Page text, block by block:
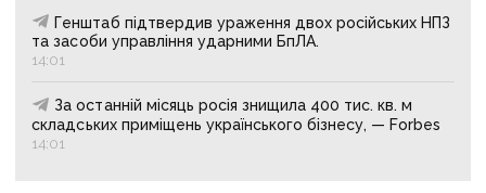
Генштаб підтвердив ураження двох російських НПЗ
та засоби управління ударними БпЛА.
14:01
За останній місяць росія знищила 400 тис. кв. м
складських приміщень українського бізнесу, — Forbes
14:01